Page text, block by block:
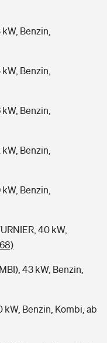
Benzin,
Benzin,
Benzin,
Benzin,
Benzin,
40 kW,
43 kW, Benzin,
kW, Benzin, Kombi, ab